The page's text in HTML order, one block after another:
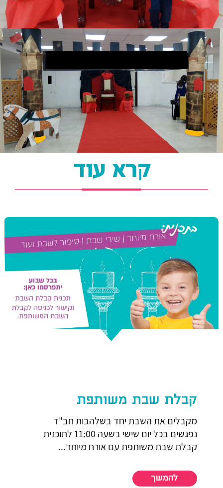
קרא עוד
קבלת שבת משותפת
מקבלים את השבת יחד בשלהבות חב"ד
נפגשים בכל יום שישי בשעה 11:00 לתוכנית
קבלת שבת משותפת עם אורח מיוחד...
להמשך